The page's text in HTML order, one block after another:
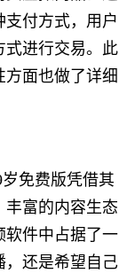
付方式，用户
式进行交易。此
面也做了详细
免费版凭借其
丰富的内容生态
软件中占据了一
，还是希望自己